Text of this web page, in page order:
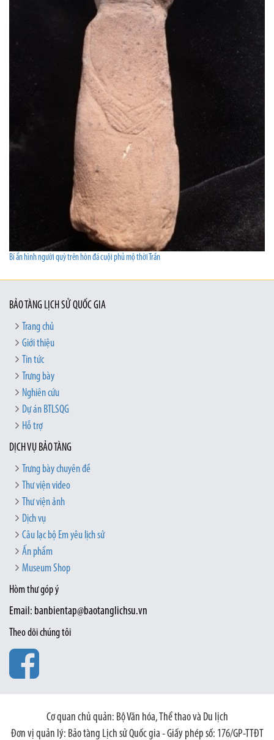
Bí ẩn hình người quỳ trên hòn đá cuội phủ mộ thời Trần
BẢO TÀNG LỊCH SỬ QUỐC GIA
Trang chủ
Giới thiệu
Tin tức
Trưng bày
Nghiên cứu
Dự án BTLSQG
Hỗ trợ
DỊCH VỤ BẢO TÀNG
Trưng bày chuyên đề
Thư viện video
Thư viện ảnh
Dịch vụ
Câu lạc bộ Em yêu lịch sử
Ấn phẩm
Museum Shop
Hòm thư góp ý
Email: banbientap@baotanglichsu.vn
Theo dõi chúng tôi
Cơ quan chủ quản: Bộ Văn hóa, Thể thao và Du lịch
Đơn vị quản lý: Bảo tàng Lịch sử Quốc gia - Giấy phép số: 176/GP-TTĐT